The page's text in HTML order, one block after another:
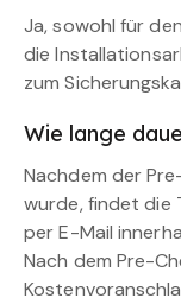
Ja, sowohl für
die
zum
Wie lange
Nachdem der
wurde, findet die
per E-Mail
Nach dem Pre-